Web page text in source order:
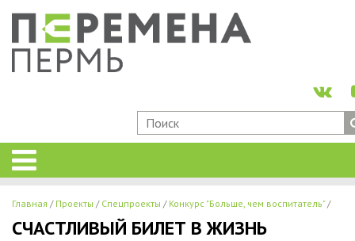
Главная Проекты Спецпроекты Конкурс "Больше, чем воспитатель"
СЧАСТЛИВЫЙ БИЛЕТ В ЖИЗНЬ